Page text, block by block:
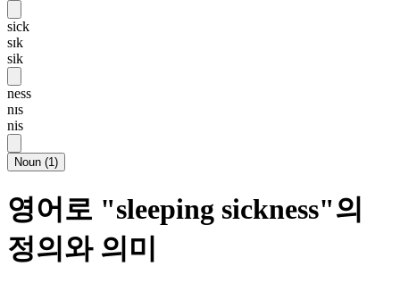
sick
sɪk
sik
ness
nɪs
nis
Noun (1)
영어로 "sleeping sickness"의
정의와 의미